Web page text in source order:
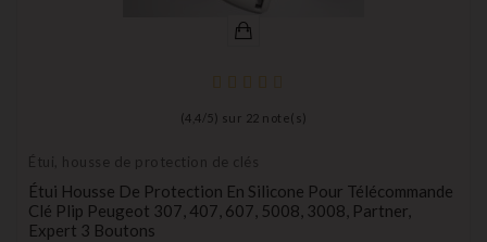
(4,4 / 5) sur 22 note(s)
Étui, housse de protection de clés
Étui Housse De Protection En Silicone Pour Télécommande
Clé Plip Peugeot 307, 407, 607, 5008, 3008, Partner,
Expert 3 Boutons